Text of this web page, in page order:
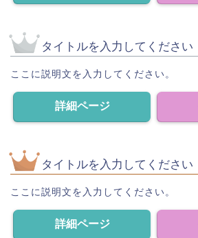
タイトルを入力してください
ここに説明文を入力してください。
詳細ページ
タイトルを入力してください
ここに説明文を入力してください。
詳細ページ